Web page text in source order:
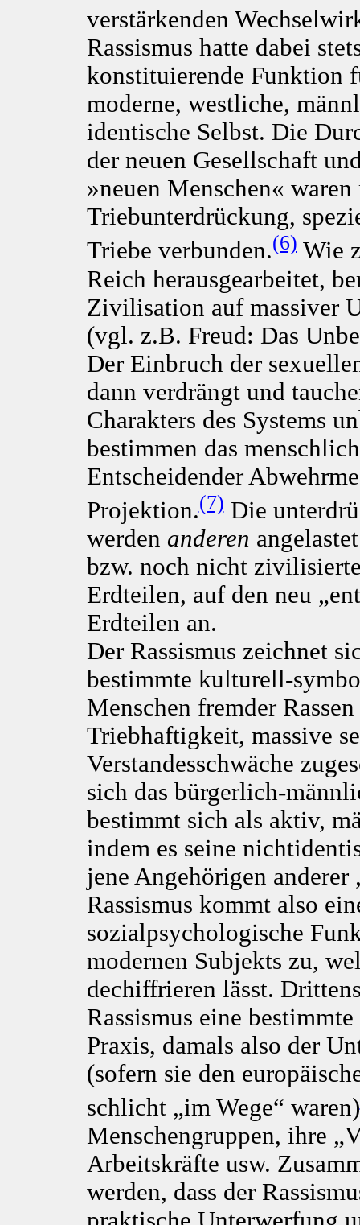
verstärkenden
Rassismus hatte dabei
konstituierende Funktion
moderne, westliche,
identische Selbst. Die
der neuen Gesellschaft
»neuen Menschen«
Triebunterdrückung,
Triebe verbunden.(6)Wie
Reich herausgearbeitet,
Zivilisation auf massiver
(vgl. z.B. Freud: Das
Der Einbruch der
dann verdrängt und
Charakters des Systems
bestimmen das
Entscheidender
Projektion.(7)Die
werden anderen
bzw. noch nicht
Erdteilen, auf den neu
Erdteilen an.
Der Rassismus zeichnet
bestimmte kulturell-
Menschen fremder
Triebhaftigkeit, massive
Verstandesschwäche
sich das bürgerlich-
bestimmt sich als aktiv,
indem es seine
jene Angehörigen
Rassismus kommt also
sozialpsychologische
modernen Subjekts zu,
dechiffrieren lässt.
Rassismus eine
Praxis, damals also der
(sofern sie den
schlicht „im Wege“ waren)
Menschengruppen, ihre
Arbeitskräfte usw.
werden, dass der